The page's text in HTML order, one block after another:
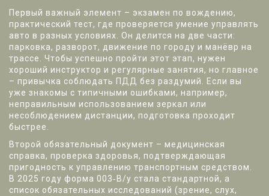
Первый важный элемент – экзамен по вождению,
практический тест, где проверяется умение управлять
авто в разных условиях . Он делится на две части:
парковка, разворот, движение по городу и манёвр на
трассе. Чтобы успешно пройти этот этап, нужен
хороший инструктор и регулярные занятия, но главное
– привычка соблюдать ПДД без раздумий. Если вы
уже знакомы с типичными ошибками, например,
неправильным использованием зеркал или
несоблюдением дистанции, подготовка проходит
быстрее.
Второй обязательный документ – медицинская
справка, проверка здоровья, подтверждающая
пригодность к управлению транспортным средством
В 2025 году форма 003‑В/у стала стандартной, а
список обязательных исследований (зрение, слух,